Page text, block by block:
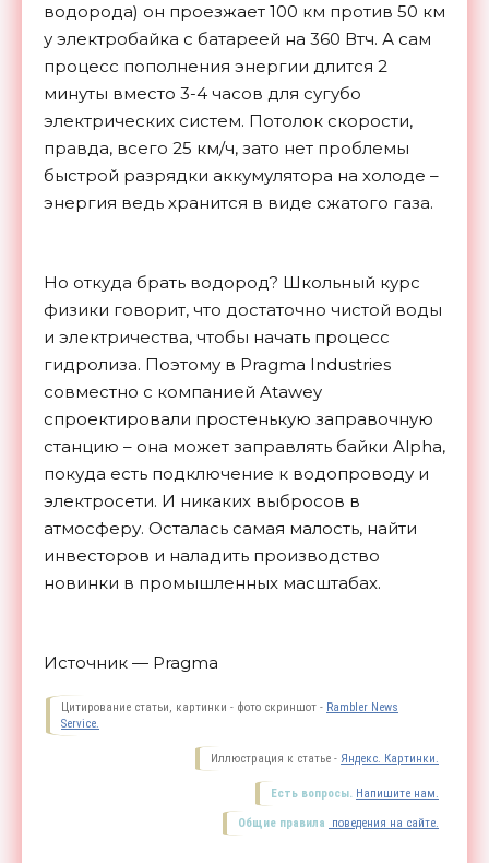
водорода) он проезжает 100 км против 50 км
у электробайка с батареей на 360 Втч. А сам
процесс пополнения энергии длится 2
минуты вместо 3-4 часов для сугубо
электрических систем. Потолок скорости,
правда, всего 25 км/ч, зато нет проблемы
быстрой разрядки аккумулятора на холоде –
энергия ведь хранится в виде сжатого газа.
Но откуда брать водород? Школьный курс
физики говорит, что достаточно чистой воды
и электричества, чтобы начать процесс
гидролиза. Поэтому в Pragma Industries
совместно с компанией Atawey
спроектировали простенькую заправочную
станцию – она может заправлять байки Alpha,
покуда есть подключение к водопроводу и
электросети. И никаких выбросов в
атмосферу. Осталась самая малость, найти
инвесторов и наладить производство
новинки в промышленных масштабах.
Источник — Pragma
Цитирование статьи, картинки - фото скриншот - Rambler News
Service.
Иллюстрация к статье - Яндекс. Картинки.
Есть вопросы. Напишите нам.
Общие правила поведения на сайте.